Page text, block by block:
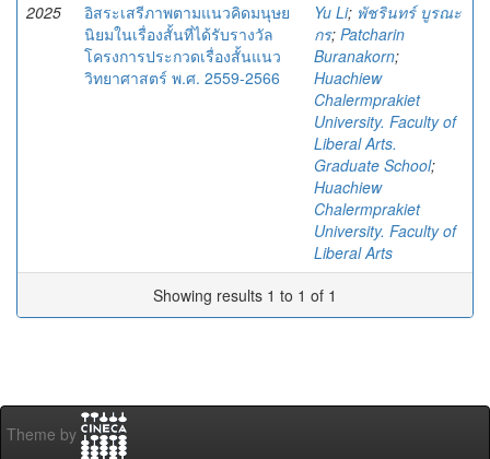
2025
อิสระเสรีภาพตามแนวคิดมนุษย
นิยมในเรื่องสั้นที่ได้รับรางวัล
โครงการประกวดเรื่องสั้นแนว
วิทยาศาสตร์ พ.ศ. 2559-2566
Yu Li; พัชรินทร์ บูรณะ
กร; Patcharin
Buranakorn;
Huachiew
Chalermprakiet
University. Faculty of
Liberal Arts.
Graduate School;
Huachiew
Chalermprakiet
University. Faculty of
Liberal Arts
Showing results 1 to 1 of 1
Theme by